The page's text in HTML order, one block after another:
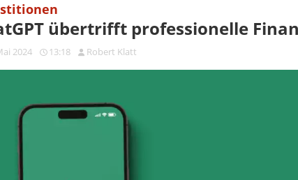
übertrifft professionelle
2024 13:18 Robert Klatt